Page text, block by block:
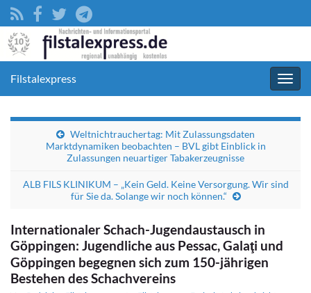
Filstalexpress
Weltnichtrauchertag: Mit Zulassungsdaten
Marktdynamiken beobachten – BVL gibt Einblick in
Zulassungen neuartiger Tabakerzeugnisse
ALB FILS KLINIKUM – „Kein Geld. Keine Versorgung. Wir sind
für Sie da. Solange wir noch können.“
Internationaler Schach-Jugendaustausch in
Göppingen: Jugendliche aus Pessac, Galaţi und
Göppingen begegnen sich zum 150-jährigen
Bestehen des Schachvereins